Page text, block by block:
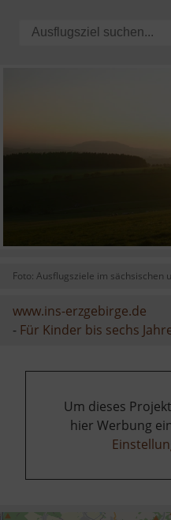
Foto: Ausflugsziele im sächsischen
www.ins-erzgebirge.de
- Für Kinder bis sechs
Um dieses
hier Werbung